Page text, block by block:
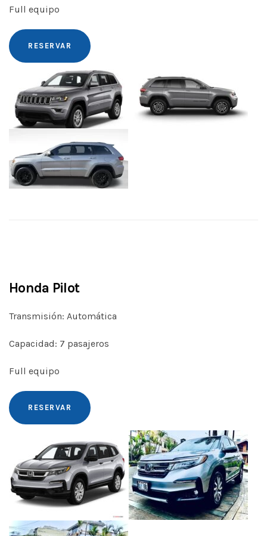
Full equipo
RESERVAR
Honda Pilot
Transmisión: Automática
Capacidad: 7 pasajeros
Full equipo
RESERVAR